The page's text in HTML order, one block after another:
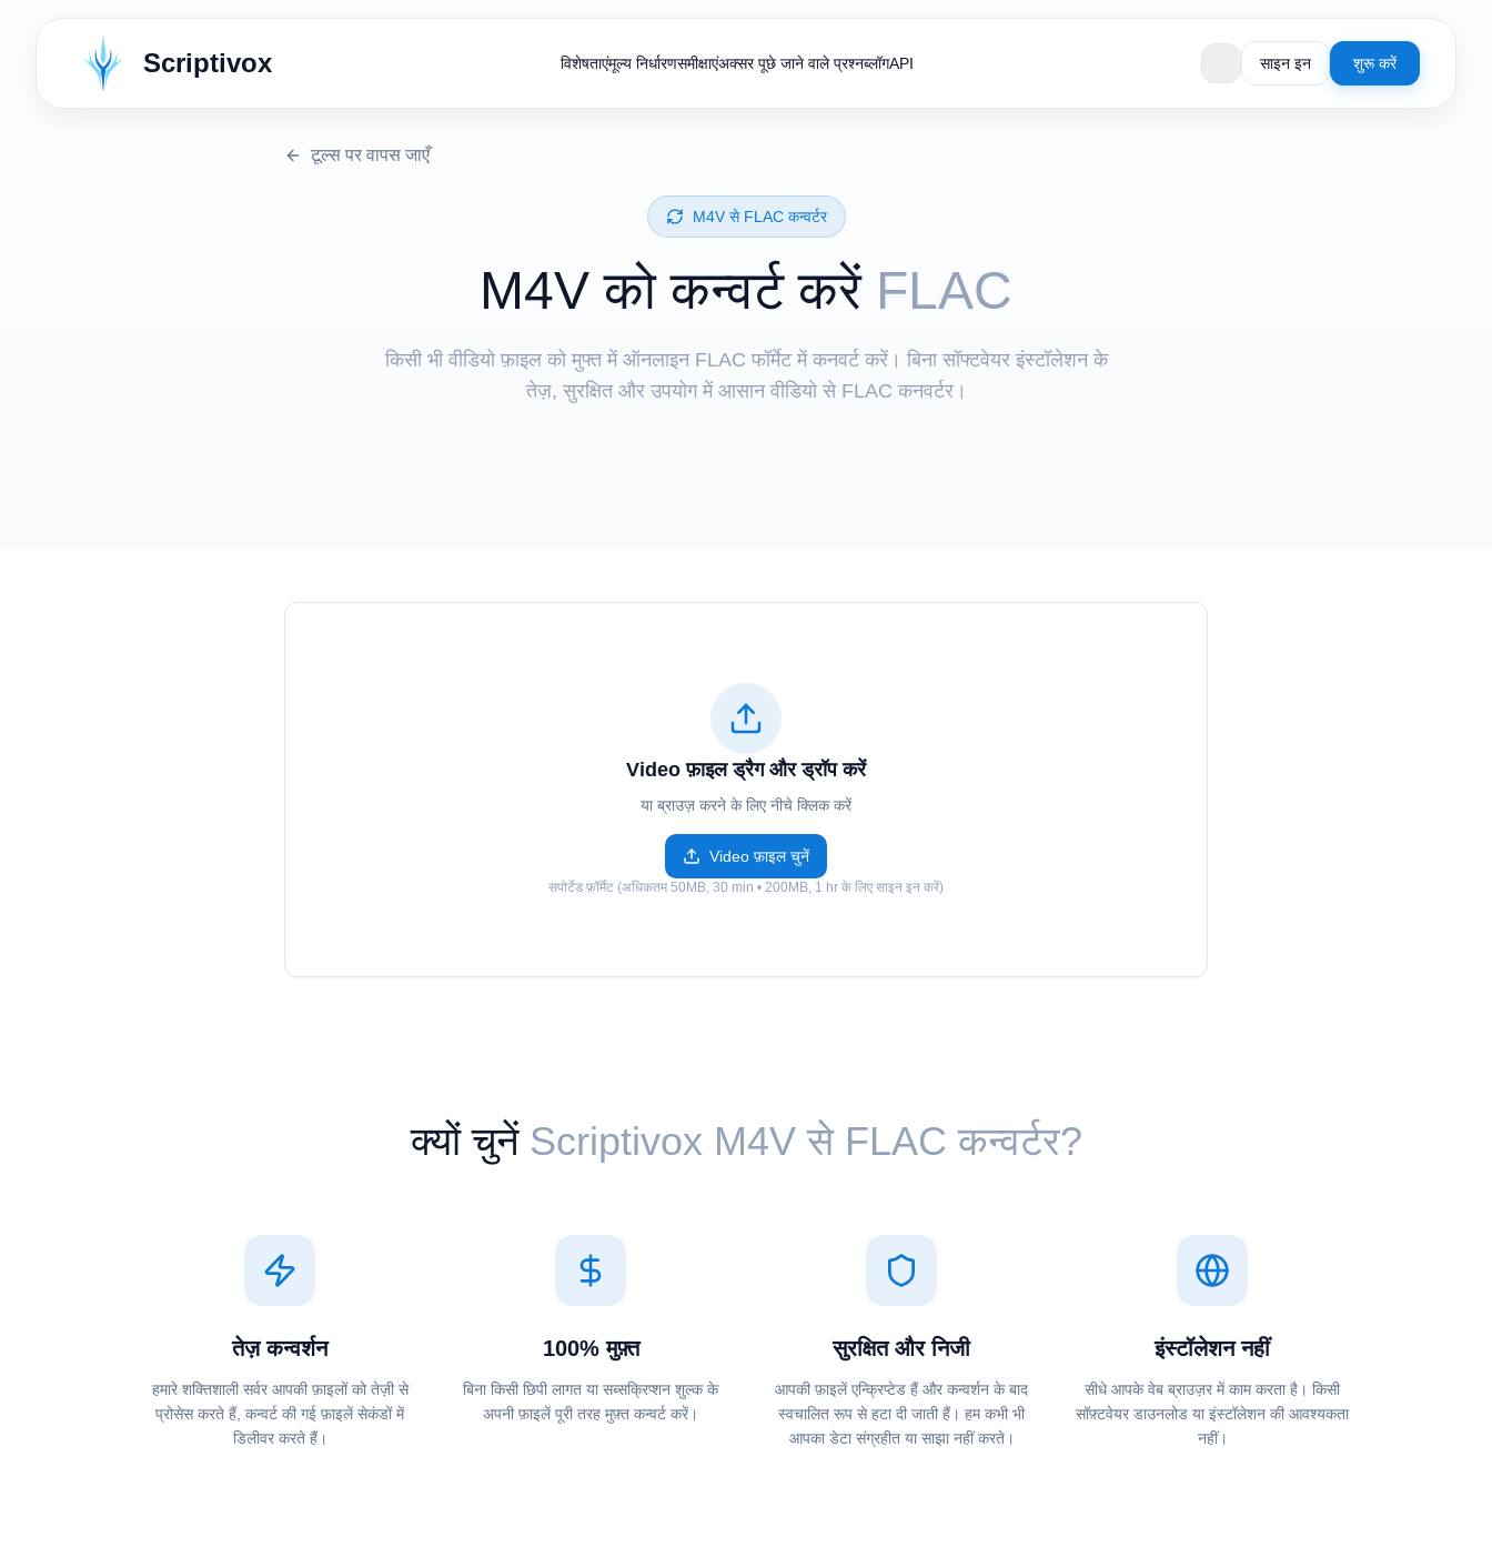
Scriptivox विशेषताएंमूल्य निर्धारणसमीक्षाएंअक्सर पूछे जाने वाले प्रश्नब्लॉगAPI साइन इन शुरू करें
टूल्स पर वापस जाएँ
⁦M4V⁩ से ⁦FLAC⁩ कन्वर्टर
⁦M4V⁩ को कन्वर्ट करें FLAC
किसी भी वीडियो फ़ाइल को मुफ्त में ऑनलाइन FLAC फॉर्मेट में कनवर्ट करें। बिना सॉफ्टवेयर इंस्टॉलेशन के
तेज़, सुरक्षित और उपयोग में आसान वीडियो से FLAC कनवर्टर।
Video फ़ाइल ड्रैग और ड्रॉप करें
या ब्राउज़ करने के लिए नीचे क्लिक करें
Video फ़ाइल चुनें
सपोर्टेड फ़ॉर्मेट (अधिकतम 50MB, 30 min • 200MB, 1 hr के लिए साइन इन करें)
क्यों चुनें Scriptivox ⁦M4V⁩ से ⁦FLAC⁩ कन्वर्टर?
तेज़ कन्वर्शन
हमारे शक्तिशाली सर्वर आपकी फ़ाइलों को तेज़ी से
प्रोसेस करते हैं, कन्वर्ट की गई फ़ाइलें सेकंडों में
डिलीवर करते हैं।
100% मुफ़्त
बिना किसी छिपी लागत या सब्सक्रिप्शन शुल्क के
अपनी फ़ाइलें पूरी तरह मुफ़्त कन्वर्ट करें।
सुरक्षित और निजी
आपकी फ़ाइलें एन्क्रिप्टेड हैं और कन्वर्शन के बाद
स्वचालित रूप से हटा दी जाती हैं। हम कभी भी
आपका डेटा संग्रहीत या साझा नहीं करते।
इंस्टॉलेशन नहीं
सीधे आपके वेब ब्राउज़र में काम करता है। किसी
सॉफ़्टवेयर डाउनलोड या इंस्टॉलेशन की आवश्यकता
नहीं।